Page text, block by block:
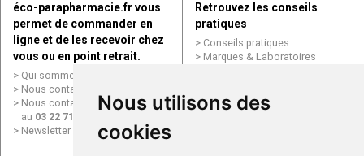
Nous utilisons des
cookies
éco-parapharmacie.fr vous
permet de commander en
ligne et de les recevoir chez
vous ou en point retrait.
Qui sommes nous ?
Nous contacter par e-mail
Nous contacter par téléphone
au 03 22 71 64 10
Newsletter
Retrouvez les conseils
pratiques
Conseils pratiques
Marques & Laboratoires
Mentions légales
Données personnelles